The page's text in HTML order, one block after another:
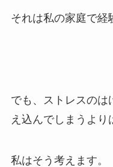
それは私の家庭で経
でも、ストレスのは
え込んでしまうより
私はそう考えます。